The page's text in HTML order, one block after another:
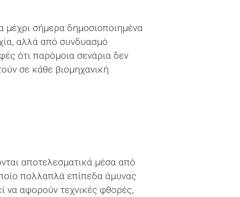
σήμερα δημοσιοποιημένα
αλλά από συνδυασμό
ότι παρόμοια σενάρια δεν
σε κάθε βιομηχανική
αποτελεσματικά μέσα από
πολλαπλά επίπεδα άμυνας
να αφορούν τεχνικές φθορές,